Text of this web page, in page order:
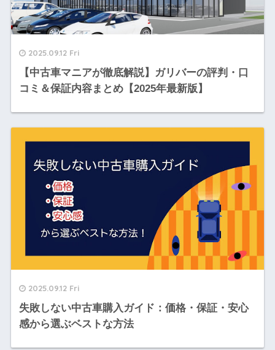
2025.09.12 Fri
【中古車マニアが徹底解説】ガリバーの評判・口
コミ＆保証内容まとめ【2025年最新版】
2025.09.12 Fri
失敗しない中古車購入ガイド：価格・保証・安心
感から選ぶベストな方法